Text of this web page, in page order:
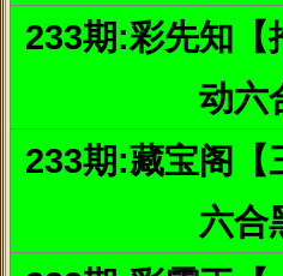
淘米水中所含的成分可洗
B、E也可帮助去污。
3、青瓜敷脸
每天洁面后，用新鲜的青瓜
五分钟左右，可以美白肌肤，淡化